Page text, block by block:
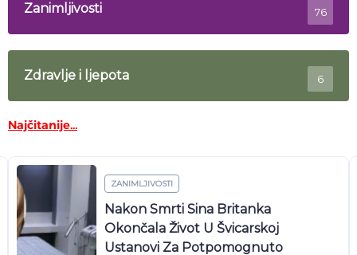
Zanimljivosti 76
Zdravlje i ljepota 6
Najčitanije...
ZANIMLJIVOSTI
Nakon Smrti Sina Britanka
Okončala Život U Švicarskoj
Ustanovi Za Potpomognuto